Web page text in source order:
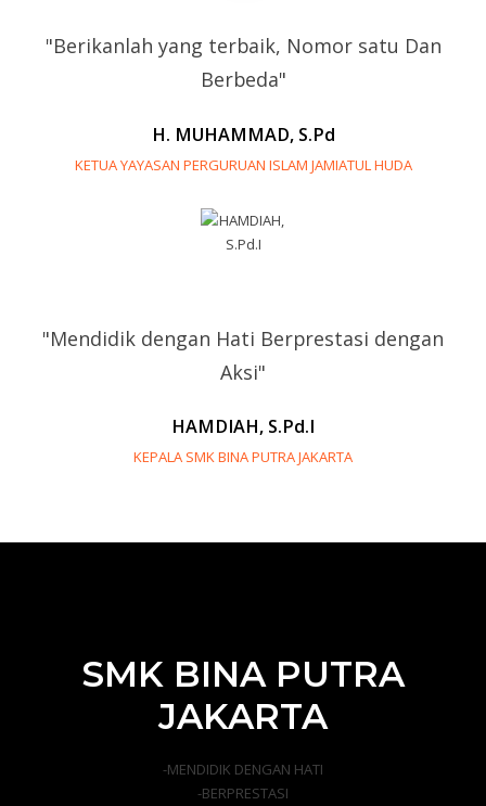
"Berikanlah yang terbaik, Nomor satu Dan
Berbeda"
H. MUHAMMAD, S.Pd
KETUA YAYASAN PERGURUAN ISLAM JAMIATUL HUDA
"Mendidik dengan Hati Berprestasi dengan
Aksi"
HAMDIAH, S.Pd.I
KEPALA SMK BINA PUTRA JAKARTA
SMK BINA PUTRA
JAKARTA
-MENDIDIK DENGAN HATI
-BERPRESTASI